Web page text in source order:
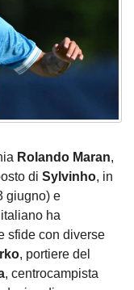
Rolando Maran,
di Sylvinho, in
giugno) e
ha
sfide con diverse
, portiere del
, centrocampista